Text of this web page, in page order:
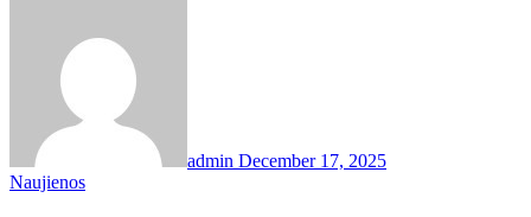
admin December 17, 2025
Naujienos